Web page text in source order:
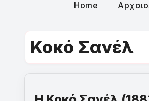
Home
Κοκό Σανέλ